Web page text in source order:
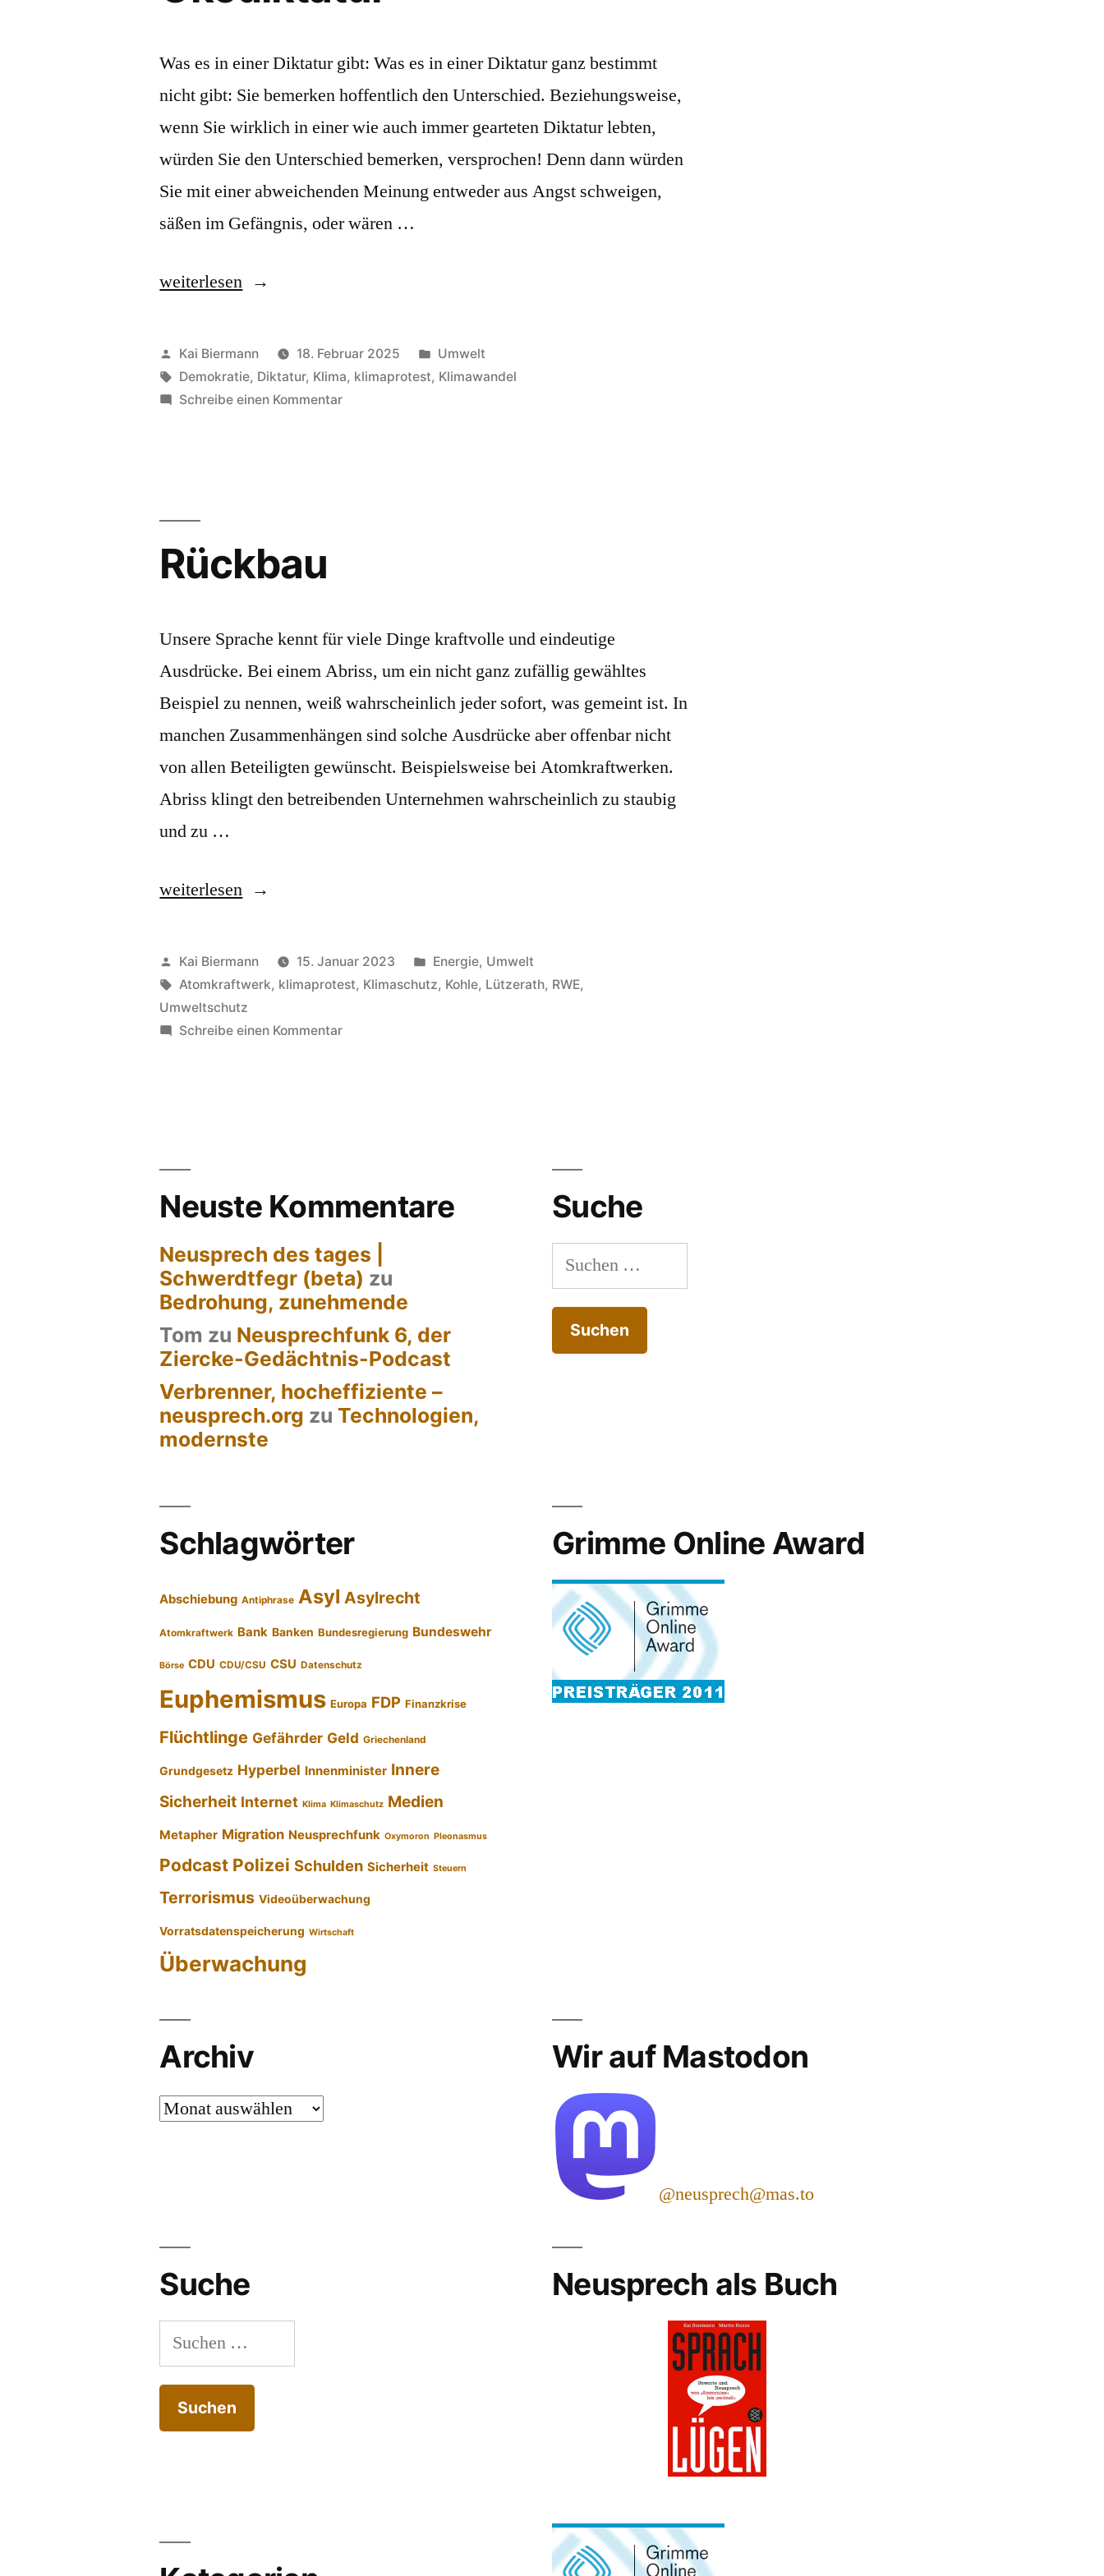
Was es in einer Diktatur gibt: Was es in einer Diktatur ganz bestimmt
nicht gibt: Sie bemerken hoffentlich den Unterschied. Beziehungsweise,
wenn Sie wirklich in einer wie auch immer gearteten Diktatur lebten,
würden Sie den Unterschied bemerken, versprochen! Denn dann würden
Sie mit einer abweichenden Meinung entweder aus Angst schweigen,
säßen im Gefängnis, oder wären …
„Ökodiktatur“
weiterlesen
Veröffentlicht
von
Kai Biermann 18. Februar 2025
Veröffentlicht
in
Umwelt
Schlagwörter:
Demokratie, Diktatur, Klima, klimaprotest, Klimawandel
Schreibe einen Kommentarzu
Rückbau
Unsere Sprache kennt für viele Dinge kraftvolle und eindeutige
Ausdrücke. Bei einem Abriss, um ein nicht ganz zufällig gewähltes
Beispiel zu nennen, weiß wahrscheinlich jeder sofort, was gemeint ist. In
manchen Zusammenhängen sind solche Ausdrücke aber offenbar nicht
von allen Beteiligten gewünscht. Beispielsweise bei Atomkraftwerken.
Abriss klingt den betreibenden Unternehmen wahrscheinlich zu staubig
und zu …
„Rückbau“
weiterlesen
Veröffentlicht
von
Kai Biermann 15. Januar 2023
Veröffentlicht
in
Energie, Umwelt
Schlagwörter:
Atomkraftwerk, klimaprotest, Klimaschutz, Kohle, Lützerath, RWE,
Umweltschutz
Schreibe einen Kommentarzu
Neuste Kommentare
Neusprech des tages |
Schwerdtfegr (beta) zu
Bedrohung, zunehmende
Tom zu Neusprechfunk 6, der
Ziercke-Gedächtnis-Podcast
Verbrenner, hocheffiziente –
neusprech.org zuTechnologien,
modernste
Suche
Suchen
nach:
Schlagwörter
Abschiebung Antiphrase Asyl Asylrecht
Atomkraftwerk Bank Banken Bundesregierung Bundeswehr
Börse CDU CDU/CSU CSU Datenschutz
Euphemismus Europa FDP Finanzkrise
Flüchtlinge Gefährder Geld Griechenland
Grundgesetz Hyperbel Innenminister Innere
Sicherheit Internet Klima Klimaschutz Medien
Metapher Migration Neusprechfunk Oxymoron Pleonasmus
Podcast Polizei Schulden Sicherheit Steuern
Terrorismus Videoüberwachung
Vorratsdatenspeicherung Wirtschaft
Überwachung
Grimme Online Award
Archiv
Archiv
Wir auf Mastodon
@neusprech@mas.to
Suche
Suchen
nach:
Neusprech als Buch